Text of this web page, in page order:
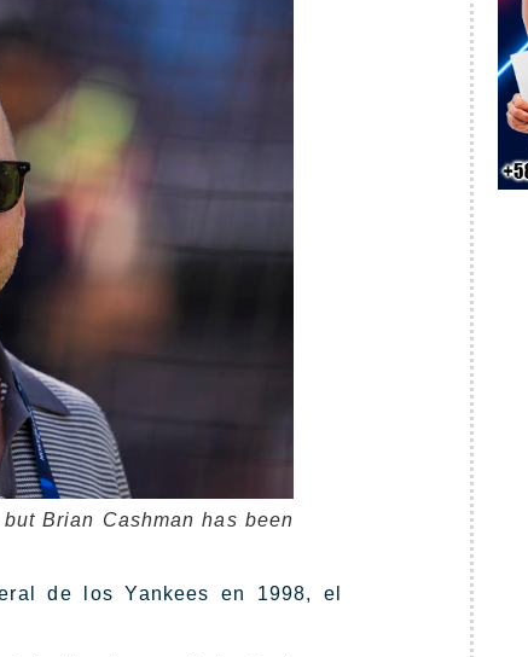
Brian Cashman has been
de los Yankees en 1998, el